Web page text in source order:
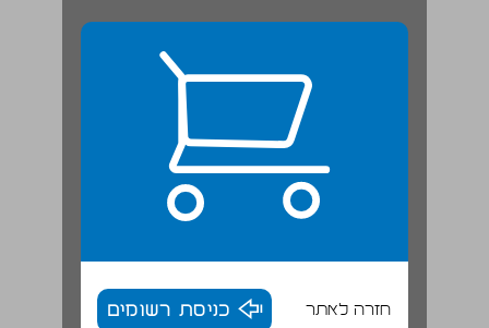
חזרה לאתר כניסת רשומים